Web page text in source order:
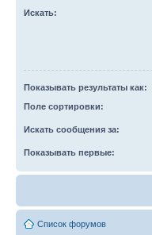
Искать:
Показывать результаты как:
Поле сортировки:
Искать сообщения за:
Показывать первые:
Список форумов